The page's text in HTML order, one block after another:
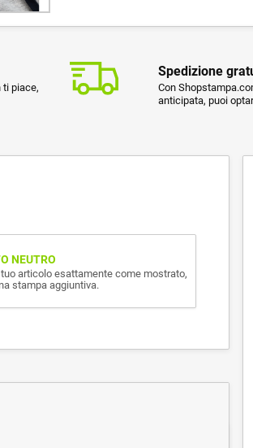
ti piace,
Spedizione
Con
anticipata, puoi
NEUTRO
articolo esattamente come mostrato,
stampa aggiuntiva.